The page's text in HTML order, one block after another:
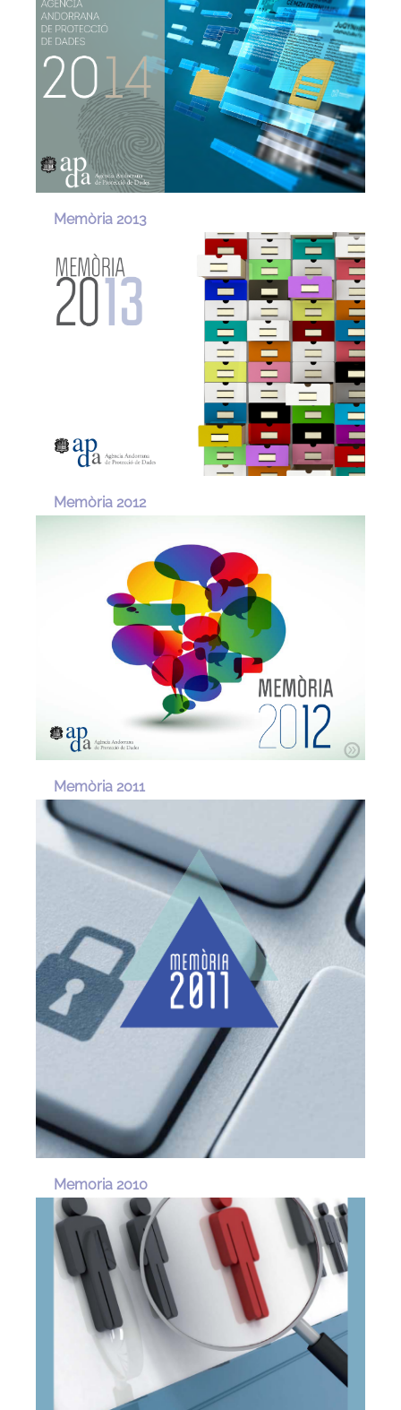
Memòria 2013
Memòria 2012
Memòria 2011
Memoria 2010